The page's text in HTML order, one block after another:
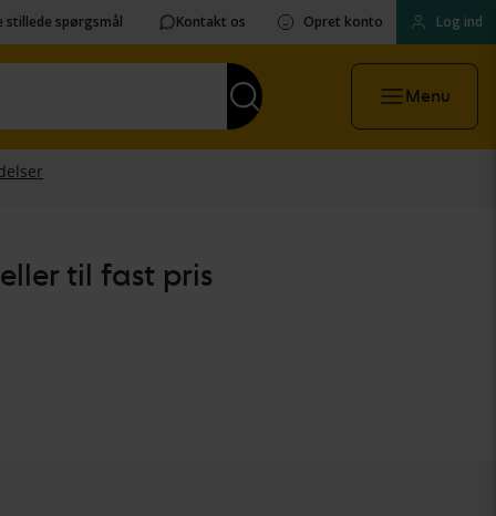
stillede spørgsmål Kontakt os Opret konto Log ind
Menu
til fast pris